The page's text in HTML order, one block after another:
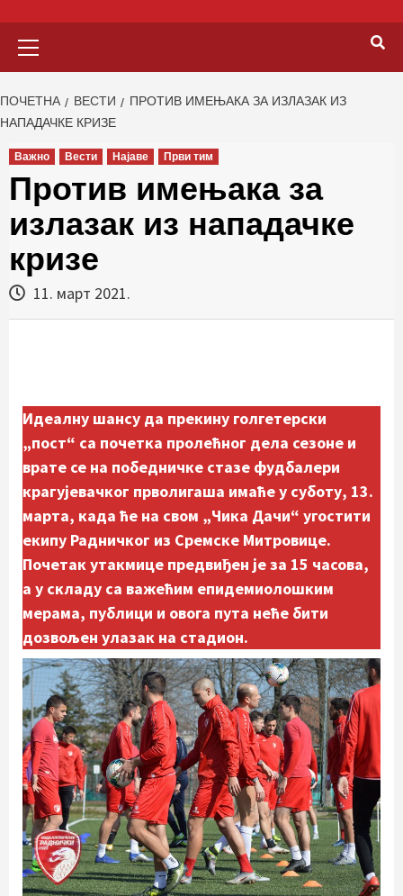
ПОЧЕТНА ВЕСТИ
ПРОТИВ ИМЕЊАКА ЗА ИЗЛАЗАК ИЗ
НАПАДАЧКЕ КРИЗЕ
Важно Вести Најаве Први тим
Против имењака за
излазак из нападачке
кризе
11. март 2021.
Идеалну шансу да прекину голгетерски
„пост“ са почетка пролећног дела сезоне и
врате се на победничке стазе фудбалери
крагујевачког прволигаша имаће у суботу, 13.
марта, када ће на свом „Чика Дачи“ угостити
екипу Радничког из Сремске Митровице.
Почетак утакмице предвиђен је за 15 часова,
а у складу са важећим епидемиолошким
мерама, публици и овога пута неће бити
дозвољен улазак на стадион.